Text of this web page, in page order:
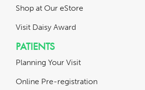
Shop at Our eStore
Visit Daisy Award
PATIENTS
Planning Your Visit
Online Pre-registration